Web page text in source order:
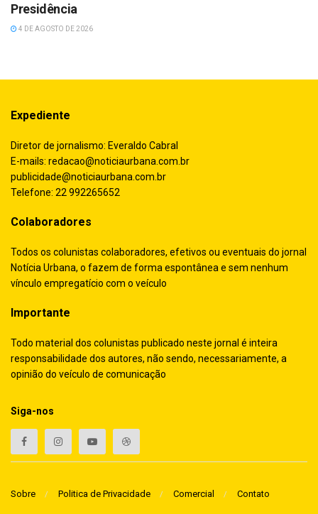
Presidência
4 DE AGOSTO DE 2026
Expediente
Diretor de jornalismo: Everaldo Cabral
E-mails: redacao@noticiaurbana.com.br
publicidade@noticiaurbana.com.br
Telefone: 22 992265652
Colaboradores
Todos os colunistas colaboradores, efetivos ou eventuais do jornal
Notícia Urbana, o fazem de forma espontânea e sem nenhum
vínculo empregatício com o veículo
Importante
Todo material dos colunistas publicado neste jornal é inteira
responsabilidade dos autores, não sendo, necessariamente, a
opinião do veículo de comunicação
Siga-nos
Sobre Politica de Privacidade Comercial Contato